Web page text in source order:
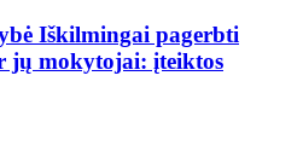
Iškilmingai pagerbti
jų mokytojai: įteiktos